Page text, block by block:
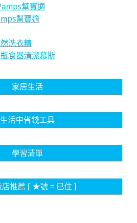
幫寶適
幫寶適
洗衣精
食器清潔慕斯
家居生活
生活中省錢工具
學習清單
店推薦 [ ★號 = 已住 ]